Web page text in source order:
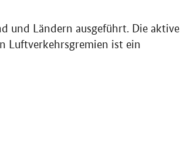
und Ländern ausgeführt. Die aktive
Luftverkehrsgremien ist ein